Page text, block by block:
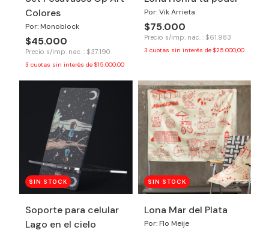
Colores
Por: Monoblock
$45.000
Precio s/imp. nac. : $37.190
3 cuotas sin interés de $15.000,00
Por: Vik Arrieta
$75.000
Precio s/imp. nac. : $61.983
3 cuotas sin interés de $25.000,00
SIN STOCK
Soporte para celular
Lago en el cielo
SIN STOCK
Lona Mar del Plata
Por: Flo Meije